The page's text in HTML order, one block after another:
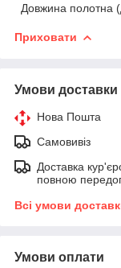
Довжина полотна
Приховати
Умови доставки
Нова Пошта
Самовивіз
Доставка
повною
Всі умови
Умови оплати